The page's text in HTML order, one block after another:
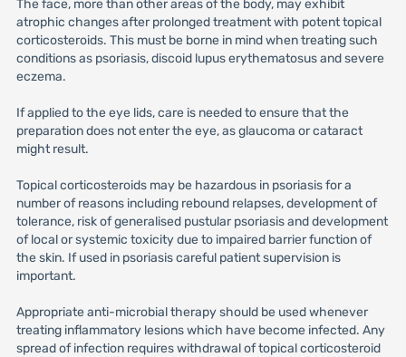
The face, more than other areas of the body, may exhibit
atrophic changes after prolonged treatment with potent topical
corticosteroids. This must be borne in mind when treating such
conditions as psoriasis, discoid lupus erythematosus and severe
eczema.
If applied to the eye lids, care is needed to ensure that the
preparation does not enter the eye, as glaucoma or cataract
might result.
Topical corticosteroids may be hazardous in psoriasis for a
number of reasons including rebound relapses, development of
tolerance, risk of generalised pustular psoriasis and development
of local or systemic toxicity due to impaired barrier function of
the skin. If used in psoriasis careful patient supervision is
important.
Appropriate anti-microbial therapy should be used whenever
treating inflammatory lesions which have become infected. Any
spread of infection requires withdrawal of topical corticosteroid